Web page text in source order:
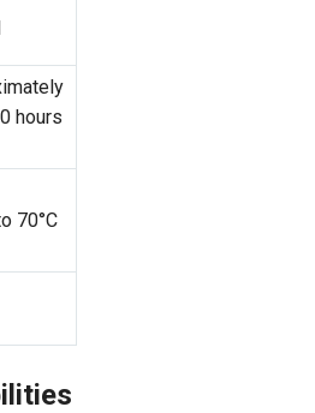
hours
70°C